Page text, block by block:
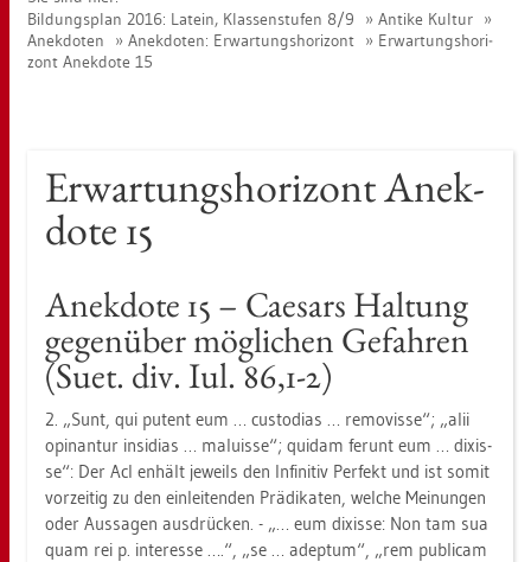
Bil­dungs­plan 2016: La­tein, Klas­sen­stu­fen 8/9
An­ti­ke Kul­tur
An­ek­do­ten
An­ek­do­ten: Er­war­tungs­ho­ri­zont
Er­war­tungs­ho­ri­
zont An­ek­do­te 15
Er­war­tungs­ho­ri­zont An­ek­
do­te 15
An­ek­do­te 15 – Cae­sars Hal­tung
ge­gen­über mög­li­chen Ge­fah­ren
(Suet. div. Iul. 86,1-2)
2. „Sunt, qui pu­tent eum … cus­to­di­as … re­mo­vis­se“; „alii
opi­nan­tur in­si­di­as … ma­luis­se“; qui­dam fer­unt eum … di­xis­
se“: Der AcI en­hält je­weils den In­fi­ni­tiv Per­fekt und ist somit
vor­zei­tig zu den ein­lei­ten­den Prä­di­ka­ten, wel­che Mei­nun­gen
oder Aus­sa­gen aus­drü­cken. - „… eum di­xis­se: Non tam sua
quam rei p. in­ter­es­se ….“, „se … adep­tum“, „rem pu­bli­cam